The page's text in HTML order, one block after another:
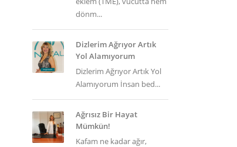
dönm...
Dizlerim Ağrıyor Artık
Yol Alamıyorum
Dizlerim Ağrıyor Artık Yol
Alamıyorum İnsan bed...
Ağrısız Bir Hayat
Mümkün!
Kafam ne kadar ağır,